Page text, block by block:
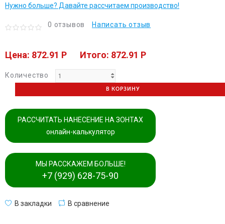
Нужно больше? Давайте рассчитаем производство!
0 отзывов Написать отзыв
Цена: 872.91 P Итого: 872.91 P
Количество
В КОРЗИНУ
РАССЧИТАТЬ НАНЕСЕНИЕ НА ЗОНТАХ
онлайн-калькулятор
МЫ РАССКАЖЕМ БОЛЬШЕ!
+7 (929) 628-75-90
В закладки В сравнение